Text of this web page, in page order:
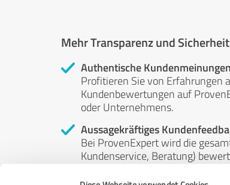
Mehr Transparenz und
Authentische Kundenmeinungen
Profitieren Sie von Erfahrungen
Kundenbewertungen auf
oder Unternehmens.
Aussagekräftiges
Bei ProvenExpert wird die
Kundenservice, Beratung)